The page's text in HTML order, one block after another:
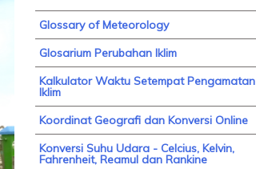
Glossary of Meteorology
Glosarium Perubahan Iklim
Kalkulator Waktu Setempat Pengamatan
Iklim
Koordinat Geografi dan Konversi Online
Konversi Suhu Udara - Celcius, Kelvin,
Fahrenheit, Reamul dan Rankine